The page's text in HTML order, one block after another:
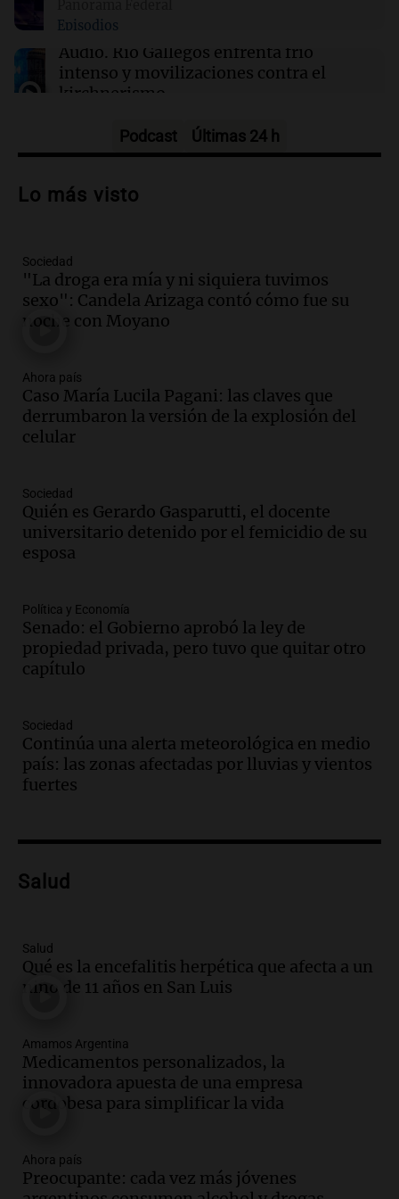
03:32 Mundo
Rescate invernal en la Antártida: un
estadounidense trasladado a hospital en
Nueva Zelanda
Episodios
Audio. Río Gallegos enfrenta frío
intenso y movilizaciones contra el
kirchnerismo
Audio.Debate en el Senado sobre
la soberanía digital en Argentina
Audio.
de semana helado y ciudadanos
marchan contra reforma de tierras
Panorama Federal
Audio.
El "Mono" de Kapanga
adelantó su show en Rosario.
Viva la Radio Rosario
Episodios
en suspenso a hombre por simular robo
de recaudación en San Luis
Panorama Federal
Episodios
ayuda por problemas de fertilidad y la
ostentación de millonarios
Amamos Argentina
Episodios
avanza con testimonios clave sobre el
accidente en Villa Dolores
Panorama Federal
tributo todos los jueves
Episodios
La Cadena del Gol
Episodios
en ludopatía: “Tener el casino en la
mano es muy peligroso”
La Argentina, hoy
Episodios
sobre los parques educativos
Amamos Argentina
Podcast Últimas 24 h
Lo más visto
Sociedad
"La droga era mía y ni siquiera tuvimos
sexo": Candela Arizaga contó cómo fue su
noche con Moyano
Ahora país
Caso María Lucila Pagani: las claves que
derrumbaron la versión de la explosión del
celular
Sociedad
Quién es Gerardo Gasparutti, el docente
universitario detenido por el femicidio de su
esposa
Política y Economía
Senado: el Gobierno aprobó la ley de
propiedad privada, pero tuvo que quitar otro
capítulo
Sociedad
Continúa una alerta meteorológica en medio
país: las zonas afectadas por lluvias y vientos
fuertes
Salud
Salud
Qué es la encefalitis herpética que afecta a un
niño de 11 años en San Luis
Amamos Argentina
Medicamentos personalizados, la
innovadora apuesta de una empresa
cordobesa para simplificar la vida
Ahora país
Preocupante: cada vez más jóvenes